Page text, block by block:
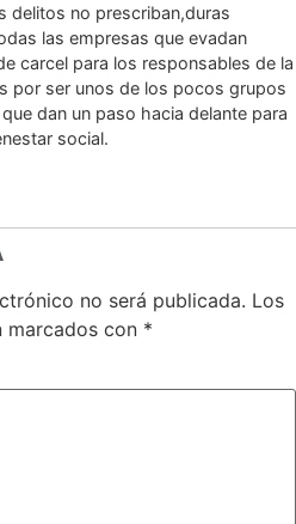
delitos no prescriban,duras
las empresas que evadan
carcel para los responsables de la
por ser unos de los pocos grupos
dan un paso hacia delante para
social.
no será publicada. Los
marcados con *